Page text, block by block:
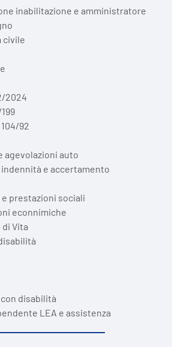
inabilitazione e amministratore
civile
2024
92
agevolazioni auto
e accertamento
prestazioni sociali
econnimiche
Vita
disabilità
LEA e assistenza